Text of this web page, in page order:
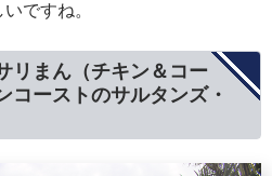
ですね。
リまん（チキン＆コー
コーストのサルタンズ・